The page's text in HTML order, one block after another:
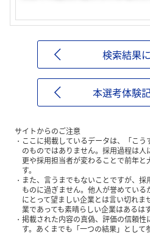
検索結果
本選考体験
サイトからのご注意
ここに掲載しているデータは、「こ
のものではありません。採用過程は
更や採用担当者が変わることで前年
す。
また、言うまでもないことですが、
ものに過ぎません。他人が誉めてい
にとって望ましい企業とは言い切れ
業であっても素晴らしい企業はあるは
掲載された内容の真偽、評価の信頼
す。あくまでも「一つの結果」として